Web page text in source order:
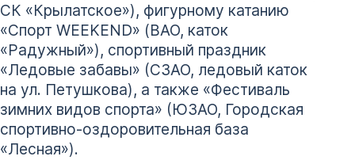
СК «Крылатское»), фигурному катанию
«Спорт WEEKEND» (ВАО, каток
«Радужный»), спортивный праздник
«Ледовые забавы» (СЗАО, ледовый каток
на ул. Петушкова), а также «Фестиваль
зимних видов спорта» (ЮЗАО, Городская
спортивно-оздоровительная база
«Лесная»).